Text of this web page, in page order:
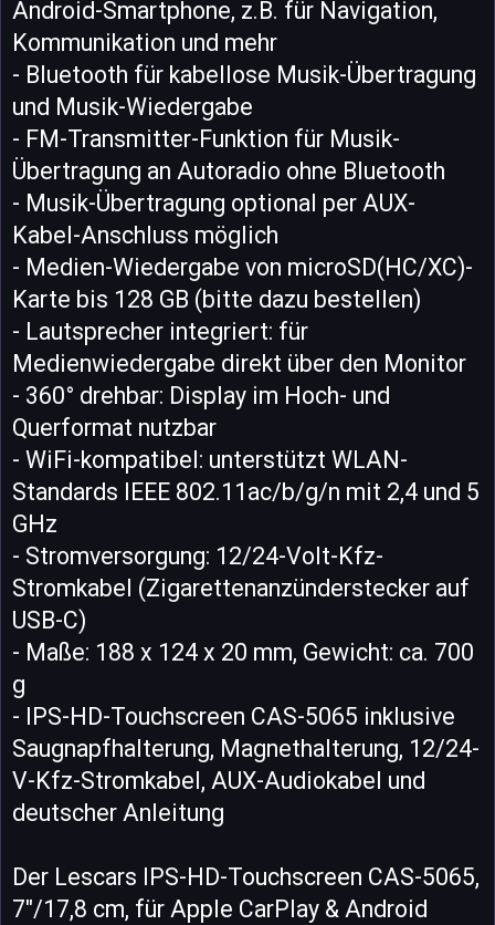
Android-Smartphone, z.B. für Navigation,
Kommunikation und mehr
- Bluetooth für kabellose Musik-Übertragung
und Musik-Wiedergabe
- FM-Transmitter-Funktion für Musik-
Übertragung an Autoradio ohne Bluetooth
- Musik-Übertragung optional per AUX-
Kabel-Anschluss möglich
- Medien-Wiedergabe von microSD(HC/XC)-
Karte bis 128 GB (bitte dazu bestellen)
- Lautsprecher integriert: für
Medienwiedergabe direkt über den Monitor
- 360° drehbar: Display im Hoch- und
Querformat nutzbar
- WiFi-kompatibel: unterstützt WLAN-
Standards IEEE 802.11ac/b/g/n mit 2,4 und 5
GHz
- Stromversorgung: 12/24-Volt-Kfz-
Stromkabel (Zigarettenanzünderstecker auf
USB-C)
- Maße: 188 x 124 x 20 mm, Gewicht: ca. 700
g
- IPS-HD-Touchscreen CAS-5065 inklusive
Saugnapfhalterung, Magnethalterung, 12/24-
V-Kfz-Stromkabel, AUX-Audiokabel und
deutscher Anleitung
Der Lescars IPS-HD-Touchscreen CAS-5065,
7"/17,8 cm, für Apple CarPlay & Android